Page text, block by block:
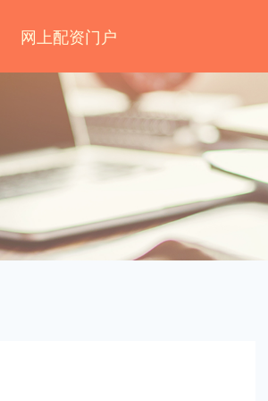
网上配资门户